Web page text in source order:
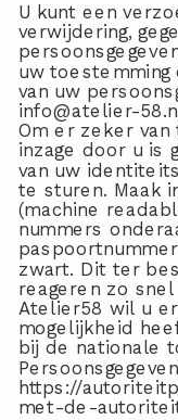
U kunt een
verwijdering,
uw
van uw
info@atelier-
Om er zeker
inzage door u is
van uw
te sturen. Maak
(machine
nummers
zwart. Dit ter
reageren zo
Atelier58 wil u
mogelijkheid
bij de nationale
https://
met-de-